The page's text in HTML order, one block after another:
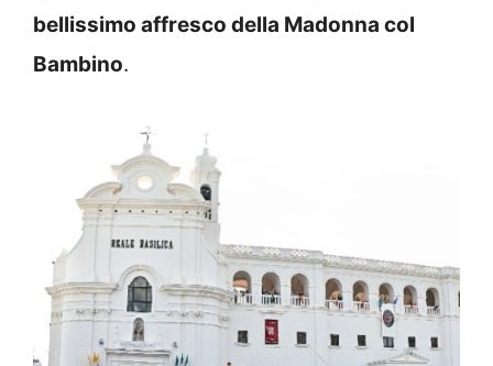
bellissimo affresco della Madonna col
Bambino.